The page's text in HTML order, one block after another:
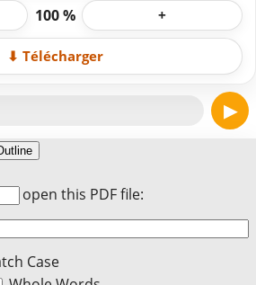
100 % +
⬇ Télécharger
▶
Case
open this PDF file: